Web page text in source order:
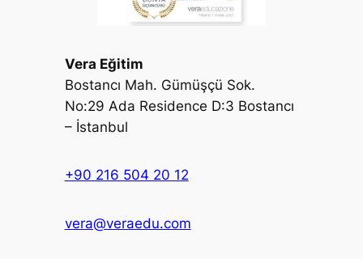
Vera Eğitim
Bostancı Mah. Gümüşçü Sok.
No:29 Ada Residence D:3 Bostancı
– İstanbul
+90 216 504 20 12
vera@veraedu.com